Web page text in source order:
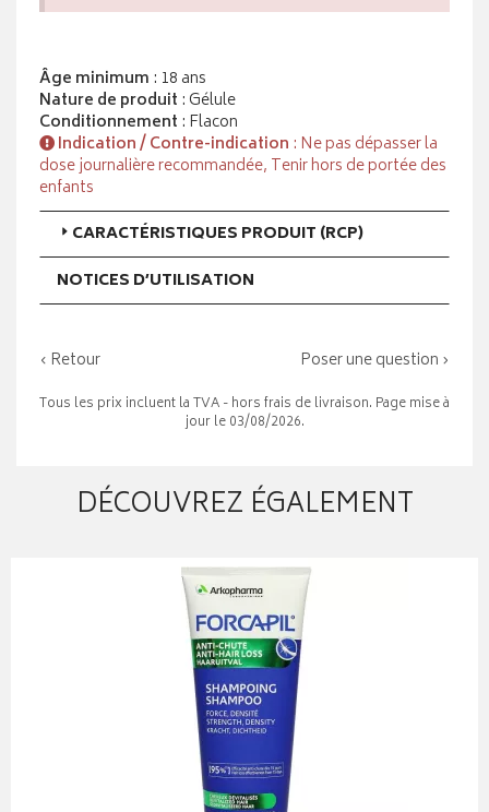
Âge minimum : 18 ans
Nature de produit : Gélule
Conditionnement : Flacon
Indication / Contre-indication : Ne pas dépasser la
dose journalière recommandée, Tenir hors de portée des
enfants
CARACTÉRISTIQUES PRODUIT (RCP)
NOTICES D’UTILISATION
‹ Retour Poser une question ›
Tous les prix incluent la TVA - hors frais de livraison. Page mise à
jour le 03/08/2026.
DÉCOUVREZ ÉGALEMENT